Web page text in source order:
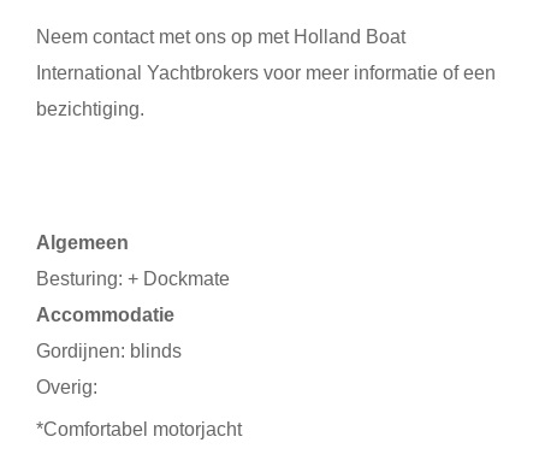
Neem contact met ons op met Holland Boat
International Yachtbrokers voor meer informatie of een
bezichtiging.
Algemeen
Besturing: + Dockmate
Accommodatie
Gordijnen: blinds
Overig:
*Comfortabel motorjacht